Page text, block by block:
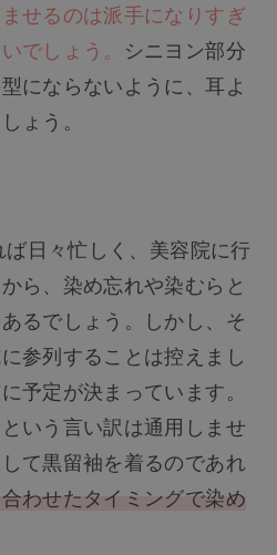
せるのは派手になりすぎ
でしょう。 シニヨン部分
にならないように、耳よ
ょう。
日々忙しく、美容院に行
ら、染め忘れや染むらと
るでしょう。しかし、そ
参列することは控えまし
予定が決まっています。
いう言い訳は通用しませ
て黒留袖を着るのであれ
わせたタイミングで染め